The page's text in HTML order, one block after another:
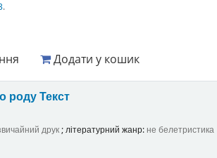
.
Додати у кошик
родуТекст
друк; літературний жанр: не белетристика